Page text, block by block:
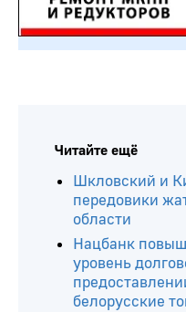
Читайте ещё
Шкловский и
передовики
области
Нацбанк
уровень
белорусские